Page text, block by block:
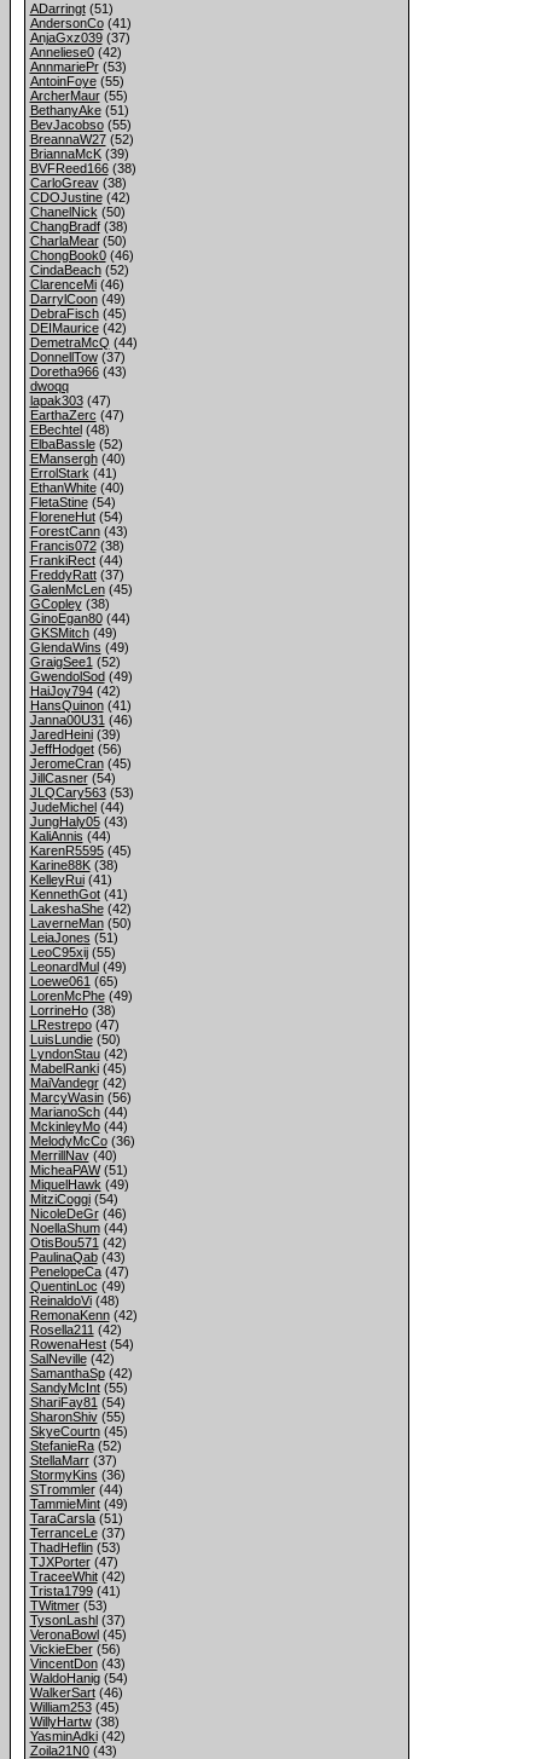
ADarringt(51)
AndersonCo(41)
AnjaGxz039(37)
Anneliese0(42)
AnnmariePr(53)
AntoinFoye(55)
ArcherMaur(55)
BethanyAke(51)
BevJacobso(55)
BreannaW27(52)
BriannaMcK(39)
BVFReed166(38)
CarloGreav(38)
CDOJustine(42)
ChanelNick (50)
ChangBradf(38)
CharlaMear(50)
ChongBook0(46)
CindaBeach(52)
ClarenceMi(46)
DarrylCoon(49)
DebraFisch(45)
DEIMaurice(42)
DemetraMcQ (44)
DonnellTow(37)
Doretha966(43)
dwoqq
lapak303(47)
EarthaZerc (47)
EBechtel(48)
ElbaBassle(52)
EMansergh(40)
ErrolStark (41)
EthanWhite(40)
FletaStine(54)
FloreneHut(54)
ForestCann(43)
Francis072(38)
FrankiRect(44)
FreddyRatt(37)
GalenMcLen(45)
GCopley(38)
GinoEgan80(44)
GKSMitch(49)
GlendaWins (49)
GraigSee1 (52)
GwendolSod(49)
HaiJoy794(42)
HansQuinon(41)
Janna00U31 (46)
JaredHeini(39)
JeffHodget(56)
JeromeCran(45)
JillCasner(54)
JLQCary563(53)
JudeMichel(44)
JungHaly05(43)
KaliAnnis (44)
KarenR5595(45)
Karine88K(38)
KelleyRui(41)
KennethGot(41)
LakeshaShe(42)
LaverneMan(50)
LeiaJones (51)
LeoC95xij(55)
LeonardMul(49)
Loewe061 (65)
LorenMcPhe(49)
LorrineHo(38)
LRestrepo(47)
LuisLundie(50)
LyndonStau(42)
MabelRanki(45)
MaiVandegr(42)
MarcyWasin(56)
MarianoSch(44)
MckinleyMo(44)
MelodyMcCo(36)
MerrillNav(40)
MicheaPAW(51)
MiquelHawk (49)
MitziCoggi(54)
NicoleDeGr(46)
NoellaShum(44)
OtisBou571 (42)
PaulinaQab(43)
PenelopeCa(47)
QuentinLoc (49)
ReinaldoVi(48)
RemonaKenn(42)
Rosella211 (42)
RowenaHest(54)
SalNeville(42)
SamanthaSp(42)
SandyMcInt(55)
ShariFay81 (54)
SharonShiv(55)
SkyeCourtn(45)
StefanieRa(52)
StellaMarr(37)
StormyKins (36)
STrommler(44)
TammieMint(49)
TaraCarsla(51)
TerranceLe(37)
ThadHeflin(53)
TJXPorter(47)
TraceeWhit(42)
Trista1799(41)
TWitmer(53)
TysonLashl(37)
VeronaBowl(45)
VickieEber(56)
VincentDon(43)
WaldoHanig(54)
WalkerSart(46)
William253(45)
WillyHartw(38)
YasminAdki(42)
Zoila21N0(43)